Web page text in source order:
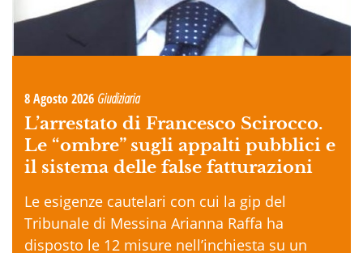
8 Agosto 2026 Giudiziaria
L’arrestato di Francesco Scirocco.
Le “ombre” sugli appalti pubblici e
il sistema delle false fatturazioni
Le esigenze cautelari con cui la gip del
Tribunale di Messina Arianna Raffa ha
disposto le 12 misure nell’inchiesta su un